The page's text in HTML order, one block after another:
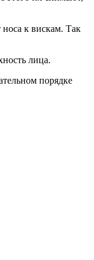
к вискам. Так
лица.
порядке